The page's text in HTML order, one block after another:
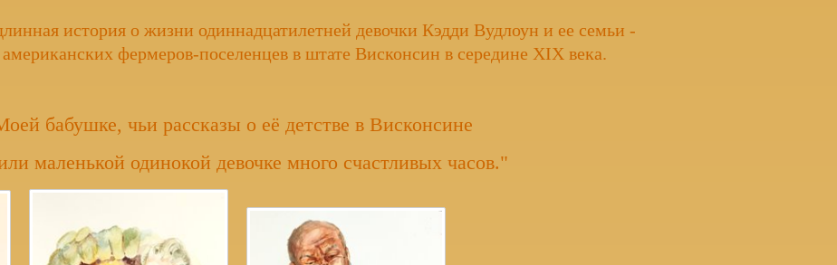
история о жизни одиннадцатилетней девочки Кэдди Вудлоун и ее семьи -
американских фермеров-поселенцев в штате Висконсин в середине XIX века.
бабушке, чьи рассказы о её детстве в Висконсине
маленькой одинокой девочке много счастливых часов."